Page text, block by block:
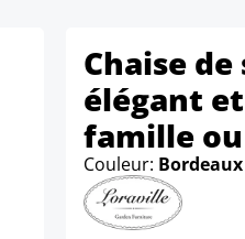
Chaise
élégant
famille
Couleur: Bordeaux